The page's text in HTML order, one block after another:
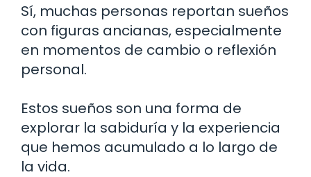
Sí, muchas personas reportan sueños
con figuras ancianas, especialmente
en momentos de cambio o reflexión
personal.
Estos sueños son una forma de
explorar la sabiduría y la experiencia
que hemos acumulado a lo largo de
la vida.